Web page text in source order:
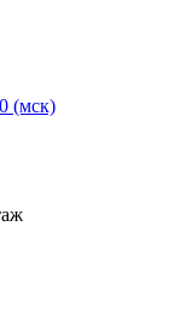
(мск)